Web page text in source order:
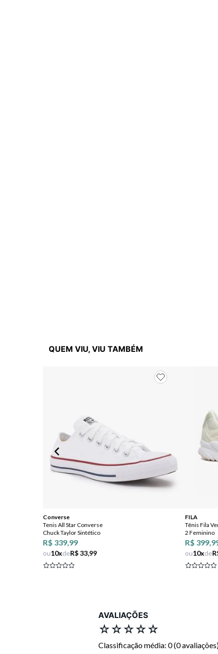
QUEM VIU, VIU TAMBÉM
Converse
Tenis All Star Converse
Chuck Taylor Sintético
R$ 339,99
ou10xdeR$ 33,99
FILA
Tênis Fila
2 Feminino
R$
ou10xde
AVALIAÇÕES
☆☆☆☆☆
Classificação média: 0(0